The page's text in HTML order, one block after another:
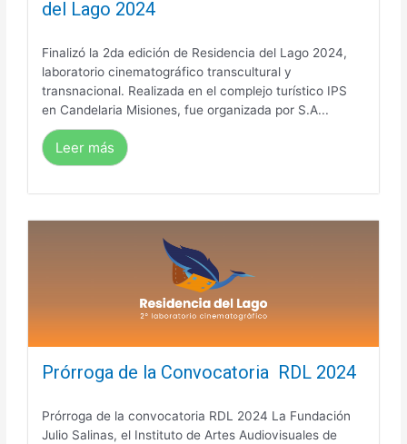
del Lago 2024
Finalizó la 2da edición de Residencia del Lago 2024,
laboratorio cinematográfico transcultural y
transnacional. Realizada en el complejo turístico IPS
en Candelaria Misiones, fue organizada por S.A...
Leer más
Prórroga de la Convocatoria RDL 2024
Prórroga de la convocatoria RDL 2024 La Fundación
Julio Salinas, el Instituto de Artes Audiovisuales de